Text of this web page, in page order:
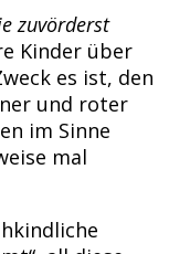
zuvörderst
Kinder über
es ist, den
und roter
im Sinne
mal